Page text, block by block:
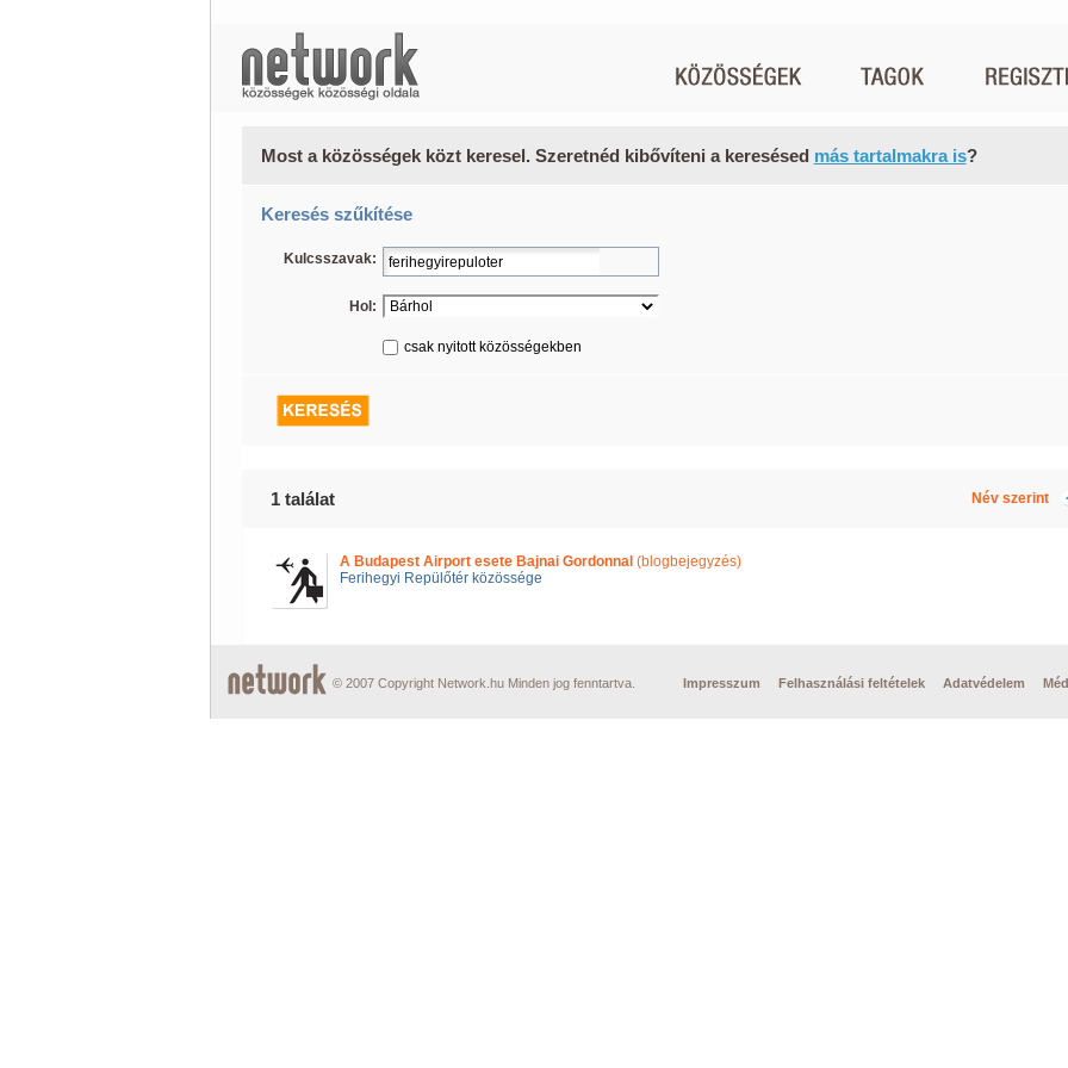
Most a közösségek közt keresel. Szeretnéd kibővíteni a keresésed más tartalmakra is?
Keresés szűkítése
Kulcsszavak:
Hol:
csak nyitott közösségekben
1 találat Név szerint
A Budapest Airport esete Bajnai Gordonnal (blogbejegyzés)
Ferihegyi Repülőtér közössége
© 2007 Copyright Network.hu Minden jog fenntartva. Impresszum Felhasználási feltételek Adatvédelem